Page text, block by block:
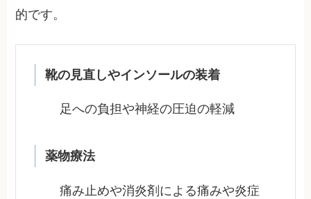
的です。
靴の見直しやインソールの装着
足への負担や神経の圧迫の軽減
薬物療法
痛み止めや消炎剤による痛みや炎症